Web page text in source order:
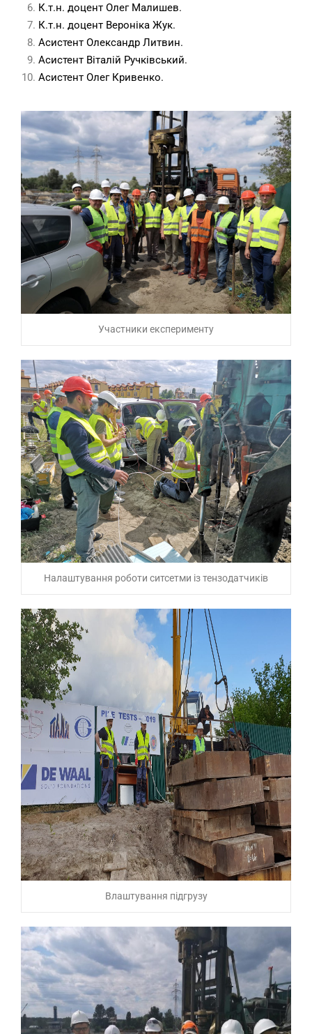
К.т.н. доцент Олег Малишев.
К.т.н. доцент Вероніка Жук.
Асистент Олександр Литвин.
Асистент Віталій Ручківський.
Асистент Олег Кривенко.
Участники експерименту
Налаштування роботи ситсетми із тензодатчиків
Влаштування підгрузу